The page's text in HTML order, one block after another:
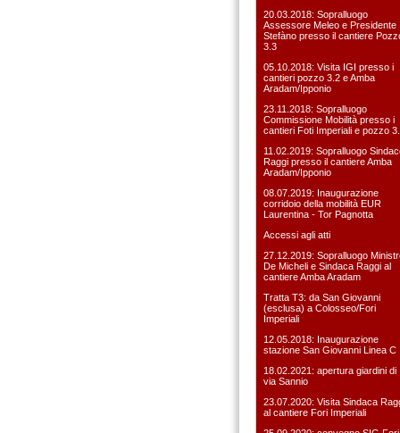
20.03.2018: Sopralluogo
Assessore Meleo e Presidente
Stefàno presso il cantiere
3.3
05.10.2018: Visita IGI presso i
cantieri pozzo 3.2 e Amba
Aradam/Ipponio
23.11.2018: Sopralluogo
Commissione Mobilità presso i
cantieri Foti Imperiali e pozzo
11.02.2019: Sopralluogo
Raggi presso il cantiere Amba
Aradam/Ipponio
08.07.2019: Inaugurazione
corridoio della mobilità EUR
Laurentina - Tor Pagnotta
Accessi agli atti
27.12.2019: Sopralluogo
De Micheli e Sindaca Raggi al
cantiere Amba Aradam
Tratta T3: da San Giovanni
(esclusa) a Colosseo/Fori
Imperiali
12.05.2018: Inaugurazione
stazione San Giovanni Linea C
18.02.2021: apertura giardini di
via Sannio
23.07.2020: Visita Sindaca
al cantiere Fori Imperiali